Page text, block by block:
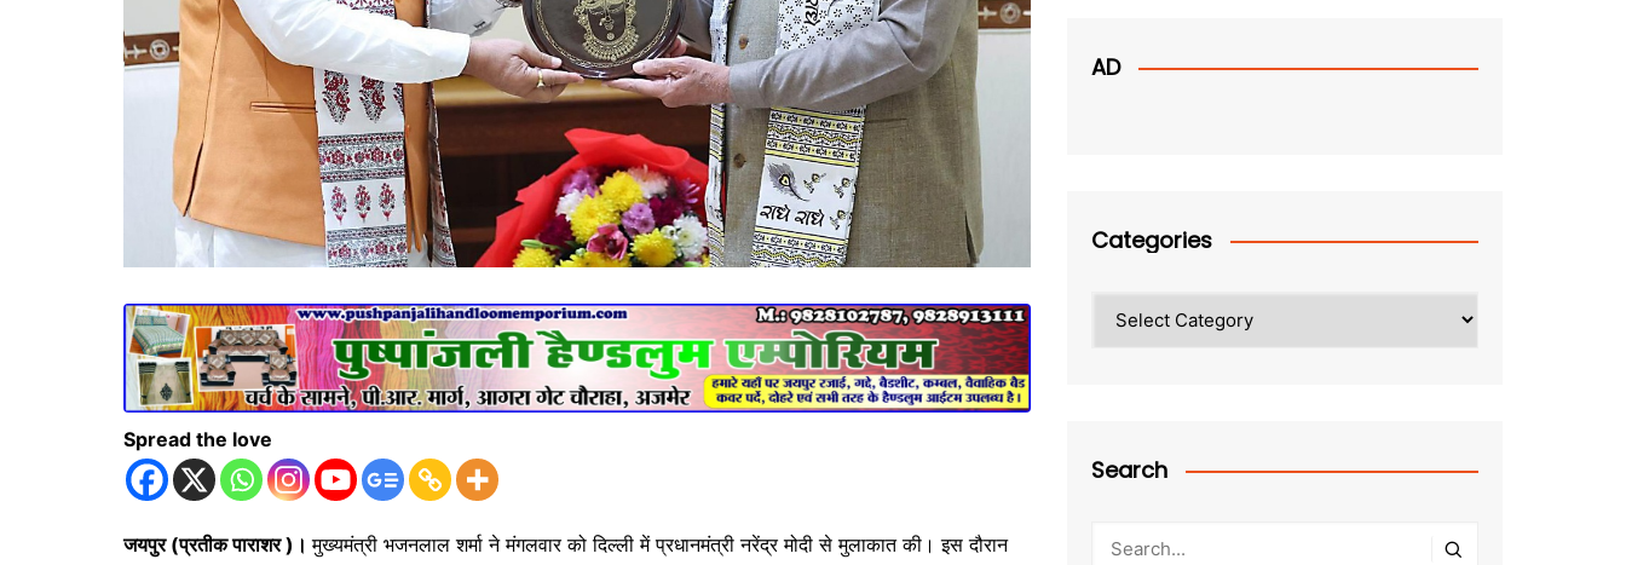
Spread the love
जयपुर (प्रतीक पाराशर )।मुख्यमंत्री भजनलाल शर्मा ने मंगलवार को दिल्ली में प्रधानमंत्री नरेंद्र मोदी से मुलाकात की। इस दौरान
AD
Categories
Search